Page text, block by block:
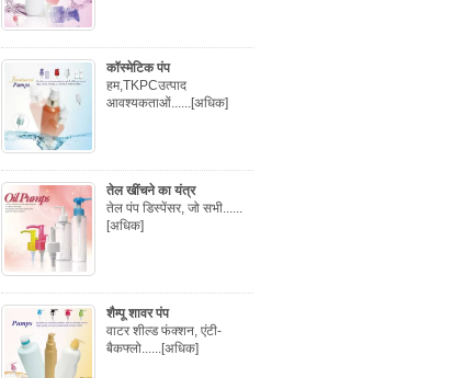
कॉस्मेटिक पंप
हम,TKPCउत्पाद
आवश्यकताओं......[अधिक]
तेल खींचने का यंत्र
तेल पंप डिस्पेंसर, जो सभी......
[अधिक]
शैम्पू शावर पंप
वाटर शील्ड फंक्शन, एंटी-
बैकफ्लो......[अधिक]